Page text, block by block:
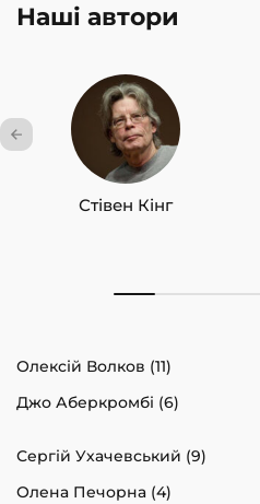
Наші автори
Стівен Кінг
Олексій Волков (11)
Джо Аберкромбі (6)
Сергій Ухачевський (9)
Олена Печорна (4)